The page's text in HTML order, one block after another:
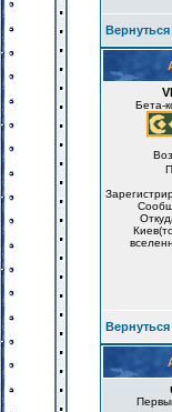
Вернуться
Бета-
Вернуться